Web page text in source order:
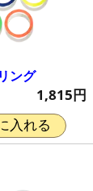
ング
1,815円
入れる